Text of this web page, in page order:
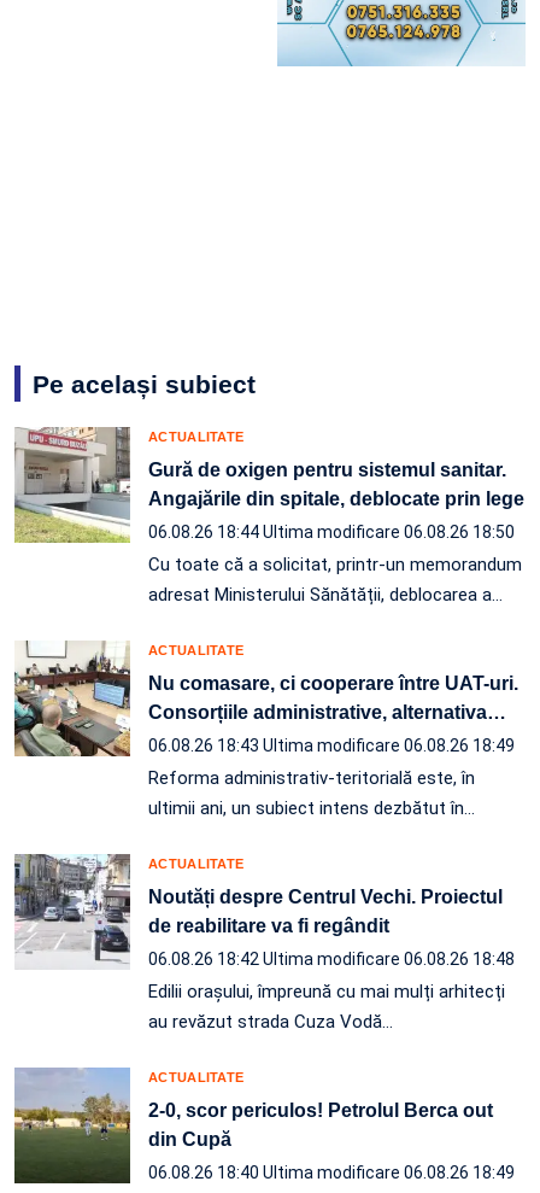
Pe același subiect
ACTUALITATE
Gură de oxigen pentru sistemul sanitar.
Angajările din spitale, deblocate prin lege
06.08.26 18:44Ultima modificare 06.08.26 18:50
Cu toate că a solicitat, printr-un memorandum
adresat Ministerului Sănătății, deblocarea a…
ACTUALITATE
Nu comasare, ci cooperare între UAT-uri.
Consorțiile administrative, alternativa…
06.08.26 18:43 Ultima modificare 06.08.26 18:49
Reforma administrativ-teritorială este, în
ultimii ani, un subiect intens dezbătut în…
ACTUALITATE
Noutăți despre Centrul Vechi. Proiectul
de reabilitare va fi regândit
06.08.26 18:42Ultima modificare 06.08.26 18:48
Edilii orașului, împreună cu mai mulți arhitecți
au revăzut strada Cuza Vodă…
ACTUALITATE
2-0, scor periculos! Petrolul Berca out
din Cupă
06.08.26 18:40 Ultima modificare 06.08.26 18:49